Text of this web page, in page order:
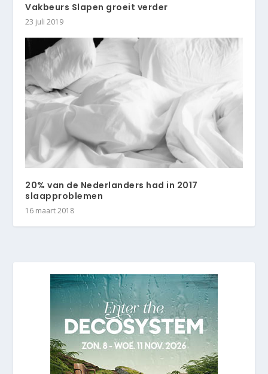
Vakbeurs Slapen groeit verder
23 juli 2019
20% van de Nederlanders had in 2017
slaapproblemen
16 maart 2018